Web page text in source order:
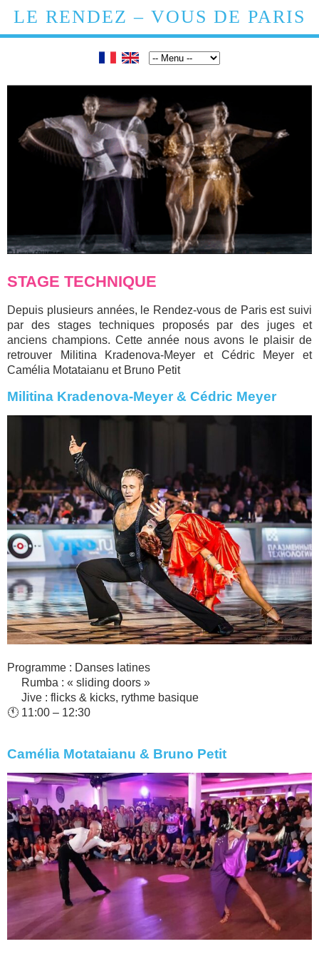
LE RENDEZ – VOUS DE PARIS
STAGE TECHNIQUE
Depuis plusieurs années, le Rendez-vous de Paris est suivi
par des stages techniques proposés par des juges et
anciens champions. Cette année nous avons le plaisir de
retrouver Militina Kradenova-Meyer et Cédric Meyer et
Camélia Motataianu et Bruno Petit
Militina Kradenova-Meyer & Cédric Meyer
Programme : Danses latines
Rumba : « sliding doors »
Jive : flicks & kicks, rythme basique
🕚 11:00 – 12:30
Camélia Motataianu & Bruno Petit